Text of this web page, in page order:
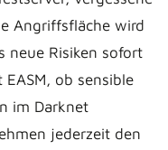
Angriffsfläche wird
neue Risiken sofort
ob sensible
im Darknet
jederzeit den